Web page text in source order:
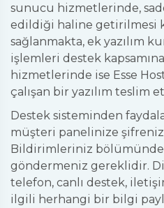
sunucu hizmetlerinde,
edildiği haline getirilmesi
sağlanmakta, ek yazılım
işlemleri destek
hizmetlerinde ise Esse
çalışan bir yazılım teslim
Destek sisteminden
müşteri panelinize
Bildirimleriniz
göndermeniz gereklidir.
telefon, canlı destek,
ilgili herhangi bir bilgi